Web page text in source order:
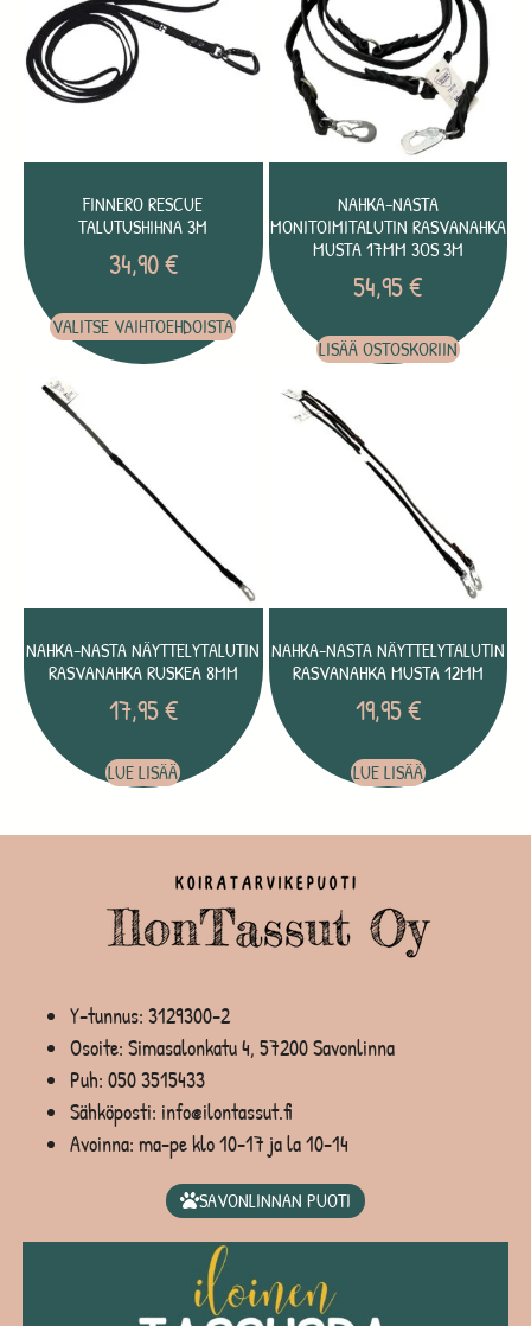
FINNERO RESCUE
TALUTUSHIHNA 3M
34,90€
VALITSE VAIHTOEHDOISTA
NAHKA-NASTA
MONITOIMITALUTIN RASVANAHKA
MUSTA 17MM 3OS 3M
54,95€
LISÄÄ OSTOSKORIIN
NAHKA-NASTA NÄYTTELYTALUTIN
RASVANAHKA RUSKEA 8MM
17,95€
LUE LISÄÄ
NAHKA-NASTA NÄYTTELYTALUTIN
RASVANAHKA MUSTA 12MM
19,95€
LUE LISÄÄ
Y-tunnus: 3129300-2
Osoite: Simasalonkatu 4, 57200 Savonlinna
Puh: 050 3515433
Sähköposti: info@ilontassut.fi
Avoinna: ma-pe klo 10-17 ja la 10-14
SAVONLINNAN PUOTI